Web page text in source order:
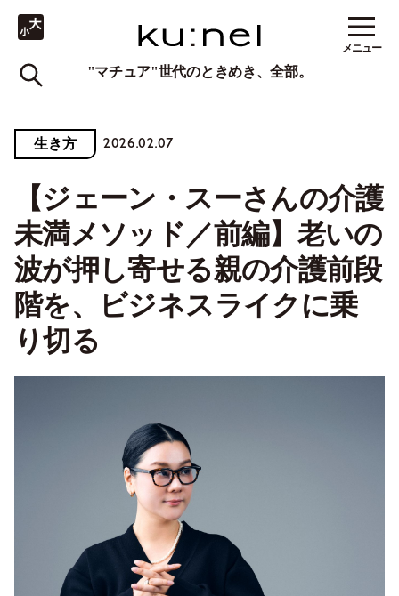
"マチュア"世代のときめき、全部。
メニュー
生き方 2026.02.07
【ジェーン・スーさんの介護
未満メソッド／前編】老いの
波が押し寄せる親の介護前段
階を、ビジネスライクに乗
り切る